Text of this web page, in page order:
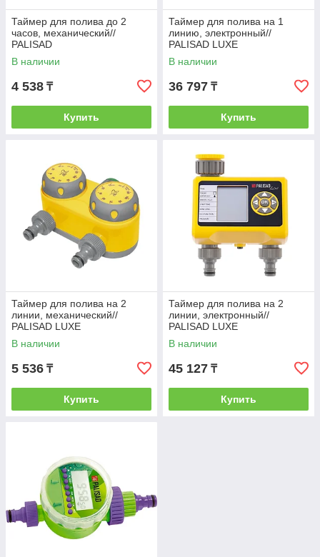
Таймер для полива до 2
часов, механический//
PALISAD
В наличии
4 538 ₸
Купить
Таймер для полива на 1
линию, электронный//
PALISAD LUXE
В наличии
36 797 ₸
Купить
Таймер для полива на 2
линии, механический//
PALISAD LUXE
В наличии
5 536 ₸
Купить
Таймер для полива на 2
линии, электронный//
PALISAD LUXE
В наличии
45 127 ₸
Купить